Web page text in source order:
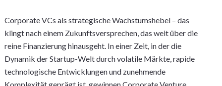
Corporate VCs als strategische Wachstumshebel – das
klingt nach einem Zukunftsversprechen, das weit über die
reine Finanzierung hinausgeht. In einer Zeit, in der die
Dynamik der Startup-Welt durch volatile Märkte, rapide
technologische Entwicklungen und zunehmende